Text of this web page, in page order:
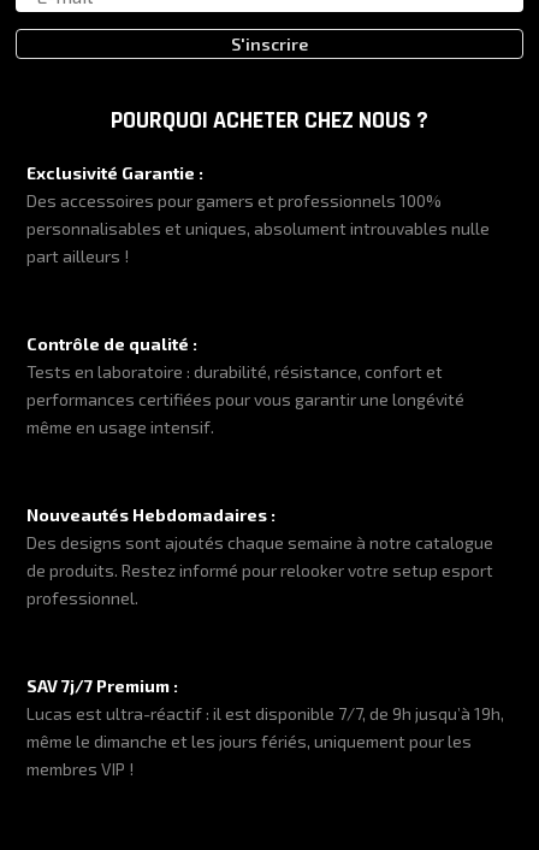
S'inscrire
POURQUOI ACHETER CHEZ NOUS ?
Exclusivité Garantie :
Des accessoires pour gamers et professionnels 100%
personnalisables et uniques, absolument introuvables nulle
part ailleurs !
Contrôle de qualité :
Tests en laboratoire : durabilité, résistance, confort et
performances certifiées pour vous garantir une longévité
même en usage intensif.
Nouveautés Hebdomadaires :
Des designs sont ajoutés chaque semaine à notre catalogue
de produits. Restez informé pour relooker votre setup esport
professionnel.
SAV 7j/7 Premium :
Lucas est ultra-réactif : il est disponible 7/7, de 9h jusqu’à 19h,
même le dimanche et les jours fériés, uniquement pour les
membres VIP !